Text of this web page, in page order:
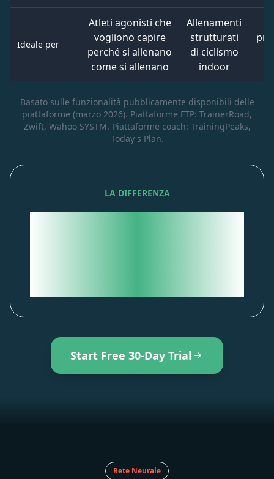
Ideale per
Atleti agonisti che
vogliono capire
perché si allenano
come si allenano
Allenamenti
strutturati
di ciclismo
indoor
Basato sulle funzionalità pubblicamente disponibili delle
piattaforme (marzo 2026). Piattaforme FTP: TrainerRoad,
Zwift, Wahoo SYSTM. Piattaforme coach: TrainingPeaks,
Today's Plan.
LA DIFFERENZA
Start Free 30-Day Trial
Rete Neurale